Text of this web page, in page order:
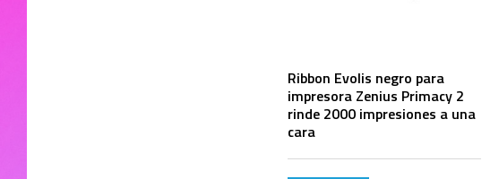
Ribbon Evolis negro para
impresora Zenius Primacy 2
rinde 2000 impresiones a una
cara